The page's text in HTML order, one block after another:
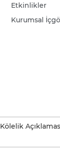
Etkinlikler
Kurumsal